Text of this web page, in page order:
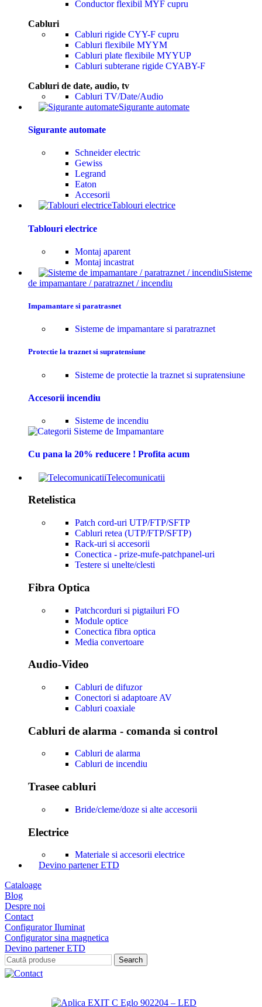
Conductor flexibil MYF cupru
Cabluri
Cabluri rigide CYY-F cupru
Cabluri flexibile MYYM
Cabluri plate flexibile MYYUP
Cabluri subterane rigide CYABY-F
Cabluri de date, audio, tv
Cabluri TV/Date/Audio
Sigurante automate
Sigurante automate
Schneider electric
Gewiss
Legrand
Eaton
Accesorii
Tablouri electrice
Tablouri electrice
Montaj aparent
Montaj incastrat
Sisteme
de impamantare / paratraznet / incendiu
Impamantare si paratrasnet
Sisteme de impamantare si paratraznet
Protectie la traznet si supratensiune
Sisteme de protectie la traznet si supratensiune
Accesorii incendiu
Sisteme de incendiu
Cu pana la 20% reducere ! Profita acum
Telecomunicatii
Retelistica
Patch cord-uri UTP/FTP/SFTP
Cabluri retea (UTP/FTP/SFTP)
Rack-uri si accesorii
Conectica - prize-mufe-patchpanel-uri
Testere si unelte/clesti
Fibra Optica
Patchcorduri si pigtailuri FO
Module optice
Conectica fibra optica
Media convertoare
Audio-Video
Cabluri de difuzor
Conectori si adaptoare AV
Cabluri coaxiale
Cabluri de alarma - comanda si control
Cabluri de alarma
Cabluri de incendiu
Trasee cabluri
Bride/cleme/doze si alte accesorii
Electrice
Materiale si accesorii electrice
Devino partener ETD
Cataloage
Blog
Despre noi
Contact
Configurator Iluminat
Configurator sina magnetica
Devino partener ETD
Search